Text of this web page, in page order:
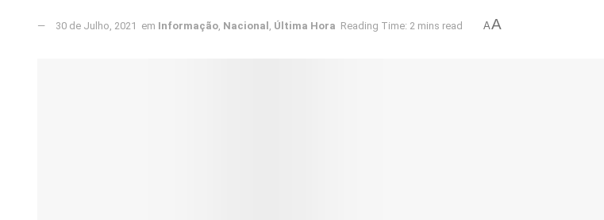
30 de Julho, 2021 em Informação, Nacional , Última Hora Reading Time: 2 mins read AA